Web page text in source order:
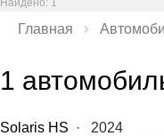
Главная
1
Solaris HS · 2024